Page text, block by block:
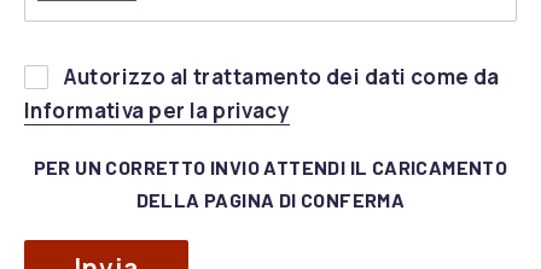
prega
di
vuoto
campo.
Autorizzo al trattamento dei dati come da
Informativa per la privacy
PER UN CORRETTO INVIO ATTENDI IL CARICAMENTO
DELLA PAGINA DI CONFERMA